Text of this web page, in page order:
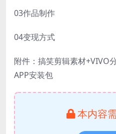
03作品制作
04变现方式
附件：搞笑剪辑素材+VIVO
APP安装包
本内容